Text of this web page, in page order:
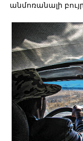
անմոռանալի